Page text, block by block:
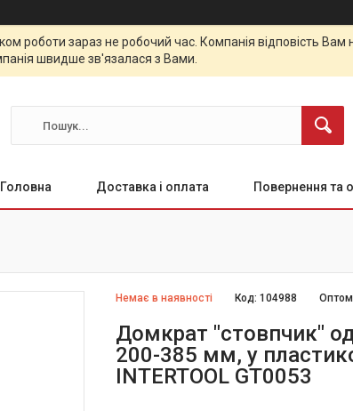
роботи зараз не робочий час. Компанія відповість
швидше зв'язалася з Вами.
Головна Доставка і оплата Повернення та
Немає в наявності Оптом
Код:104988
Домкрат "стовпчик"
200-385 мм, у
INTERTOOL GT0053